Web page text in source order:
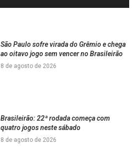
São Paulo sofre virada do Grêmio e chega
ao oitavo jogo sem vencer no Brasileirão
8 de agosto de 2026
Brasileirão: 22ª rodada começa com
quatro jogos neste sábado
8 de agosto de 2026